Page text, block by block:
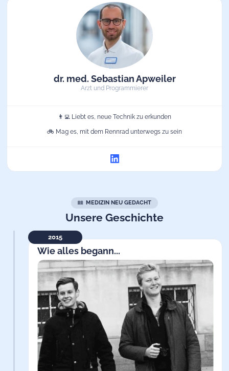
dr. med. Sebastian Apweiler
Arzt und Programmierer
👨‍💻 Liebt es, neue Technik zu erkunden
🚲 Mag es, mit dem Rennrad unterwegs zu sein
MEDIZIN NEU GEDACHT
Unsere Geschichte
2015
Wie alles begann...